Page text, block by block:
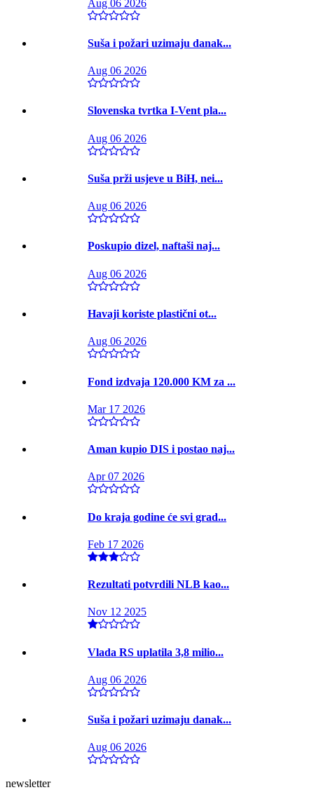
Aug 06 2026
Suša i požari uzimaju danak...
Aug 06 2026
Slovenska tvrtka I-Vent pla...
Aug 06 2026
Suša prži usjeve u BiH, nei...
Aug 06 2026
Poskupio dizel, naftaši naj...
Aug 06 2026
Havaji koriste plastični ot...
Aug 06 2026
Fond izdvaja 120.000 KM za ...
Mar 17 2026
Aman kupio DIS i postao naj...
Apr 07 2026
Do kraja godine će svi grad...
Feb 17 2026
Rezultati potvrdili NLB kao...
Nov 12 2025
Vlada RS uplatila 3,8 milio...
Aug 06 2026
Suša i požari uzimaju danak...
Aug 06 2026
newsletter